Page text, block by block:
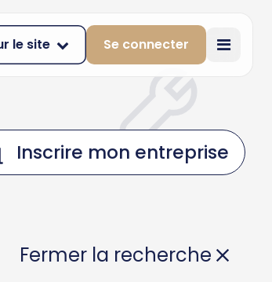
le site Se connecter
Inscrire mon entreprise
Fermer la recherche